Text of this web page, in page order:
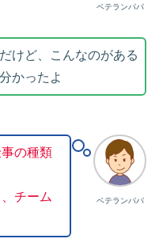
ベテランパパ
けど、こんなのがある
かったよ
ベテランパパ
の種類
チーム